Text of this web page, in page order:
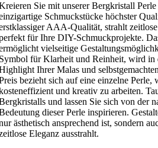
Sie mit unserer Bergkristall
Schmuckstücke höchster
AAA-Qualität, strahlt
für Ihre DIY-Schmuckprojekte.
vielseitige
für Klarheit und Reinheit, wird
Ihrer Malas und
bezieht sich auf eine einzelne Perle,
und kreativ zu arbeiten.
und lassen Sie sich von der
dieser Perle inspirieren.
ästhetisch ansprechend ist, sondern
Eleganz ausstrahlt.